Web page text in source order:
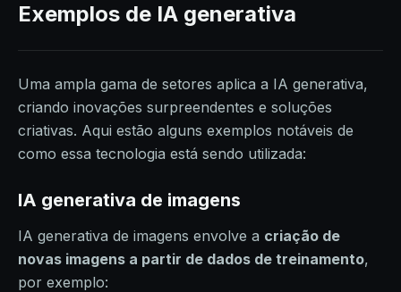
Exemplos de IA generativa
Uma ampla gama de setores aplica a IA generativa,
criando inovações surpreendentes e soluções
criativas. Aqui estão alguns exemplos notáveis de
como essa tecnologia está sendo utilizada:
IA generativa de imagens
IA generativa de imagens envolve a criação de
novas imagens a partir de dados de treinamento,
por exemplo: